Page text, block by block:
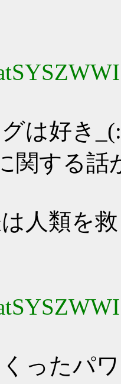
は好き
関する話
人類を
ったパ